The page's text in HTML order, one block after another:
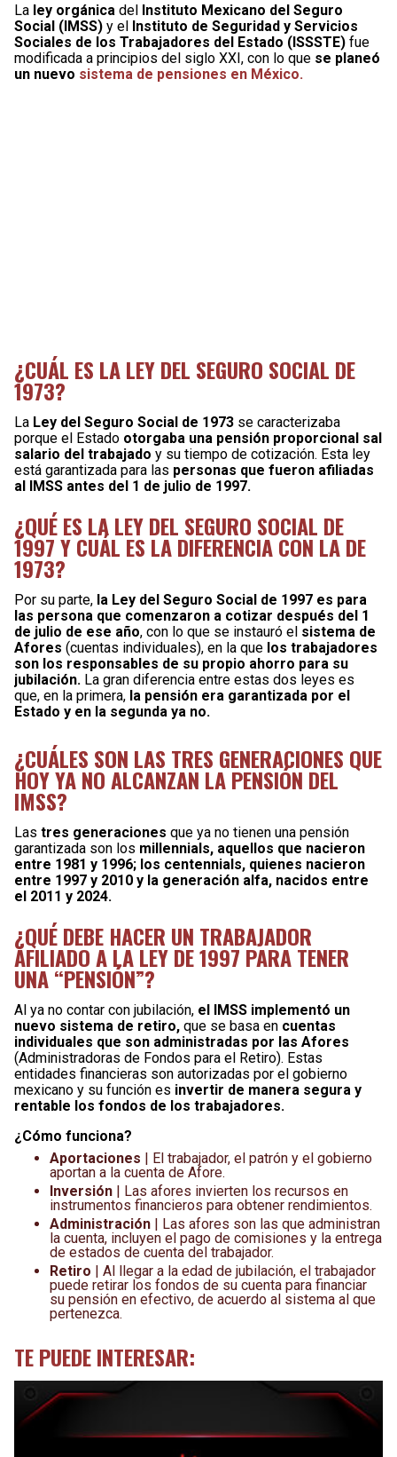
La ley orgánica del Instituto Mexicano del Seguro
Social (IMSS) y el Instituto de Seguridad y Servicios
Sociales de los Trabajadores del Estado (ISSSTE) fue
modificada a principios del siglo XXI, con lo que se planeó
un nuevo sistema de pensiones en México.
¿CUÁL ES LA LEY DEL SEGURO SOCIAL DE
1973?
La Ley del Seguro Social de 1973 se caracterizaba
porque el Estado otorgaba una pensión proporcional sal
salario del trabajado y su tiempo de cotización. Esta ley
está garantizada para las personas que fueron afiliadas
al IMSS antes del 1 de julio de 1997.
¿QUÉ ES LA LEY DEL SEGURO SOCIAL DE
1997 Y CUÁL ES LA DIFERENCIA CON LA DE
1973?
Por su parte, la Ley del Seguro Social de 1997 es para
las persona que comenzaron a cotizar después del 1
de julio de ese año, con lo que se instauró el sistema de
Afores (cuentas individuales), en la que los trabajadores
son los responsables de su propio ahorro para su
jubilación. La gran diferencia entre estas dos leyes es
que, en la primera, la pensión era garantizada por el
Estado y en la segunda ya no.
¿CUÁLES SON LAS TRES GENERACIONES QUE
HOY YA NO ALCANZAN LA PENSIÓN DEL
IMSS?
Las tres generaciones que ya no tienen una pensión
garantizada son los millennials, aquellos que nacieron
entre 1981 y 1996; los centennials, quienes nacieron
entre 1997 y 2010 y la generación alfa, nacidos entre
el 2011 y 2024.
¿QUÉ DEBE HACER UN TRABAJADOR
AFILIADO A LA LEY DE 1997 PARA TENER
UNA “PENSIÓN”?
Al ya no contar con jubilación, el IMSS implementó un
nuevo sistema de retiro, que se basa en cuentas
individuales que son administradas por las Afores
(Administradoras de Fondos para el Retiro). Estas
entidades financieras son autorizadas por el gobierno
mexicano y su función es invertir de manera segura y
rentable los fondos de los trabajadores.
¿Cómo funciona?
Aportaciones | El trabajador, el patrón y el gobierno
aportan a la cuenta de Afore.
Inversión | Las afores invierten los recursos en
instrumentos financieros para obtener rendimientos.
Administración | Las afores son las que administran
la cuenta, incluyen el pago de comisiones y la entrega
de estados de cuenta del trabajador.
Retiro | Al llegar a la edad de jubilación, el trabajador
puede retirar los fondos de su cuenta para financiar
su pensión en efectivo, de acuerdo al sistema al que
pertenezca.
TE PUEDE INTERESAR: